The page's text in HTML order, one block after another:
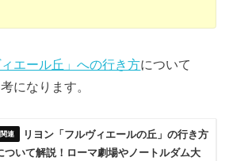
エール丘」への行き方について
になります。
リヨン「フルヴィエールの丘」の行き方
ついて解説！ローマ劇場やノートルダム大